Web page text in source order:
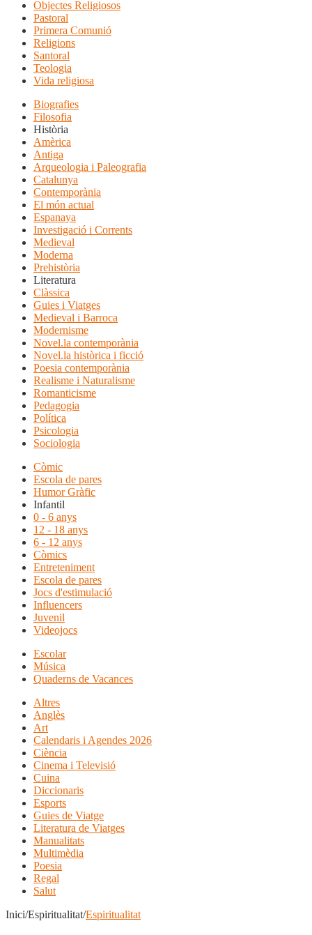
Objectes Religiosos
Pastoral
Primera Comunió
Religions
Santoral
Teologia
Vida religiosa
Biografies
Filosofia
Història
Amèrica
Antiga
Arqueologia i Paleografia
Catalunya
Contemporània
El món actual
Espanaya
Investigació i Corrents
Medieval
Moderna
Prehistòria
Literatura
Clàssica
Guies i Viatges
Medieval i Barroca
Modernisme
Novel.la contemporània
Novel.la històrica i ficció
Poesia contemporània
Realisme i Naturalisme
Romanticisme
Pedagogia
Política
Psicologia
Sociologia
Còmic
Escola de pares
Humor Gràfic
Infantil
0 - 6 anys
12 - 18 anys
6 - 12 anys
Còmics
Entreteniment
Escola de pares
Jocs d'estimulació
Influencers
Juvenil
Videojocs
Escolar
Música
Quaderns de Vacances
Altres
Anglès
Art
Calendaris i Agendes 2026
Ciència
Cinema i Televisió
Cuina
Diccionaris
Esports
Guies de Viatge
Literatura de Viatges
Manualitats
Multimèdia
Poesia
Regal
Salut
Inici/Espiritualitat/Espiritualitat